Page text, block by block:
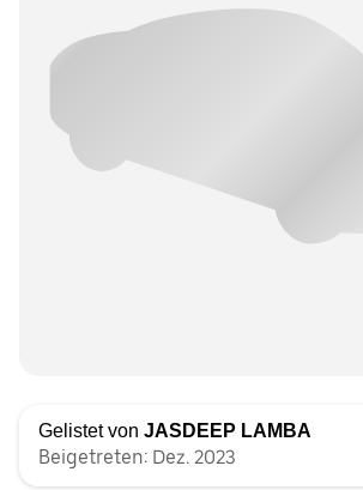
Gelistet von JASDEEP LAMBA
Beigetreten: Dez. 2023